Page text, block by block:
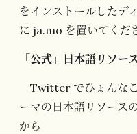
をインストールしたデ
に ja.mo を置いてくだ
「公式」日本語リソー
Twitter でひょんな
ーマの日本語リソース
から